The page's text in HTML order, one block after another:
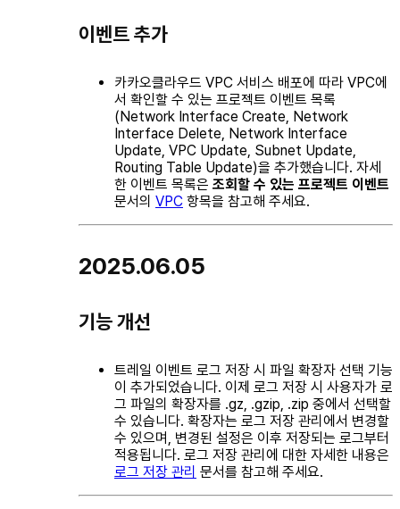
이벤트 추가
카카오클라우드 VPC 서비스 배포에 따라 VPC에
서 확인할 수 있는 프로젝트 이벤트 목록
(Network Interface Create, Network
Interface Delete, Network Interface
Update, VPC Update, Subnet Update,
Routing Table Update)을 추가했습니다. 자세
한 이벤트 목록은 조회할 수 있는 프로젝트 이벤트
문서의 VPC 항목을 참고해 주세요.
2025.06.05
기능 개선
트레일 이벤트 로그 저장 시 파일 확장자 선택 기능
이 추가되었습니다. 이제 로그 저장 시 사용자가 로
그 파일의 확장자를 .gz, .gzip, .zip 중에서 선택할
수 있습니다. 확장자는 로그 저장 관리에서 변경할
수 있으며, 변경된 설정은 이후 저장되는 로그부터
적용됩니다. 로그 저장 관리에 대한 자세한 내용은
로그 저장 관리 문서를 참고해 주세요.